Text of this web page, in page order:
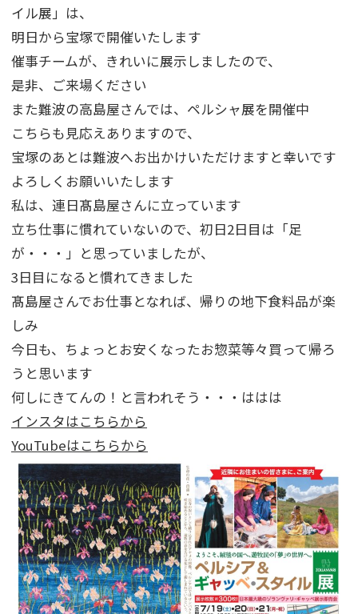
イル展」は、
明日から宝塚で開催いたします
催事チームが、きれいに展示しましたので、
是非、ご来場ください
また難波の高島屋さんでは、ペルシャ展を開催中
こちらも見応えありますので、
宝塚のあとは難波へお出かけいただけますと幸いです
よろしくお願いいたします
私は、連日髙島屋さんに立っています
立ち仕事に慣れていないので、初日2日目は「足
が・・・」と思っていましたが、
3日目になると慣れてきました
髙島屋さんでお仕事となれば、帰りの地下食料品が楽
しみ
今日も、ちょっとお安くなったお惣菜等々買って帰ろ
うと思います
何しにきてんの！と言われそう・・・ははは
インスタはこちらから
YouTubeはこちらから